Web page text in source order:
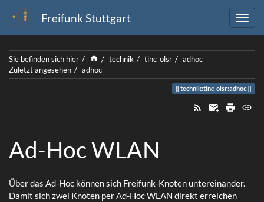
Freifunk Stuttgart
Sie befinden sich hier Hometechnik tinc_olsr
adhoc
Zuletzt angesehen
adhoc
technik:tinc_olsr:adhoc
Ad-Hoc WLAN
Über das Ad-Hoc können sich Freifunk-Knoten untereinander.
Damit sich zwei Knoten per Ad-Hoc WLAN direkt erreichen